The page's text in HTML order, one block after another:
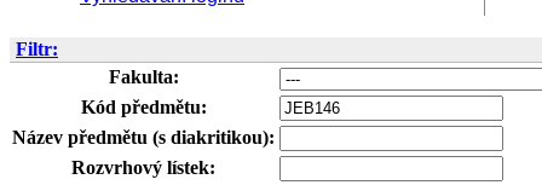
Filtr:
Fakulta:
Kód předmětu:
Název předmětu (s diakritikou):
Rozvrhový lístek: